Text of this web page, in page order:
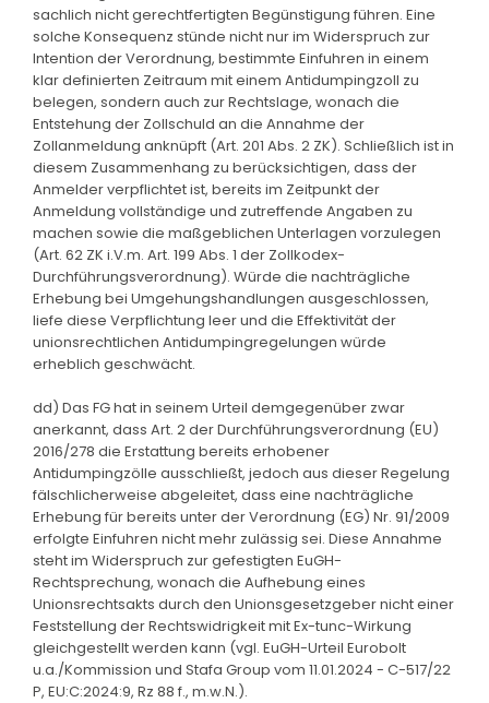
sachlich nicht gerechtfertigten Begünstigung führen. Eine
solche Konsequenz stünde nicht nur im Widerspruch zur
Intention der Verordnung, bestimmte Einfuhren in einem
klar definierten Zeitraum mit einem Antidumpingzoll zu
belegen, sondern auch zur Rechtslage, wonach die
Entstehung der Zollschuld an die Annahme der
Zollanmeldung anknüpft (Art. 201 Abs. 2 ZK). Schließlich ist in
diesem Zusammenhang zu berücksichtigen, dass der
Anmelder verpflichtet ist, bereits im Zeitpunkt der
Anmeldung vollständige und zutreffende Angaben zu
machen sowie die maßgeblichen Unterlagen vorzulegen
(Art. 62 ZK i.V.m. Art. 199 Abs. 1 der Zollkodex-
Durchführungsverordnung). Würde die nachträgliche
Erhebung bei Umgehungshandlungen ausgeschlossen,
liefe diese Verpflichtung leer und die Effektivität der
unionsrechtlichen Antidumpingregelungen würde
erheblich geschwächt.
dd) Das FG hat in seinem Urteil demgegenüber zwar
anerkannt, dass Art. 2 der Durchführungsverordnung (EU)
2016/278 die Erstattung bereits erhobener
Antidumpingzölle ausschließt, jedoch aus dieser Regelung
fälschlicherweise abgeleitet, dass eine nachträgliche
Erhebung für bereits unter der Verordnung (EG) Nr. 91/2009
erfolgte Einfuhren nicht mehr zulässig sei. Diese Annahme
steht im Widerspruch zur gefestigten EuGH-
Rechtsprechung, wonach die Aufhebung eines
Unionsrechtsakts durch den Unionsgesetzgeber nicht einer
Feststellung der Rechtswidrigkeit mit Ex-tunc-Wirkung
gleichgestellt werden kann (vgl. EuGH-Urteil Eurobolt
u.a./Kommission und Stafa Group vom 11.01.2024 - C-517/22
P, EU:C:2024:9, Rz 88 f., m.w.N.).